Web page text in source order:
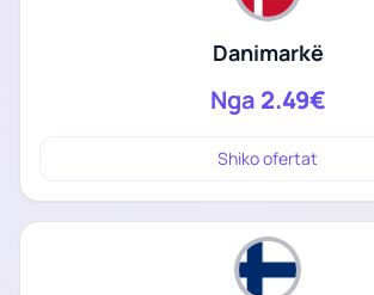
Danimarkë
Nga 2.49€
Shiko ofertat